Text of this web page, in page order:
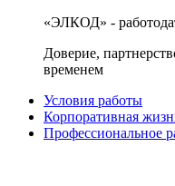
«ЭЛКОД» -
Доверие,
временем
Условия работы
Корпоративная
Профессиональное